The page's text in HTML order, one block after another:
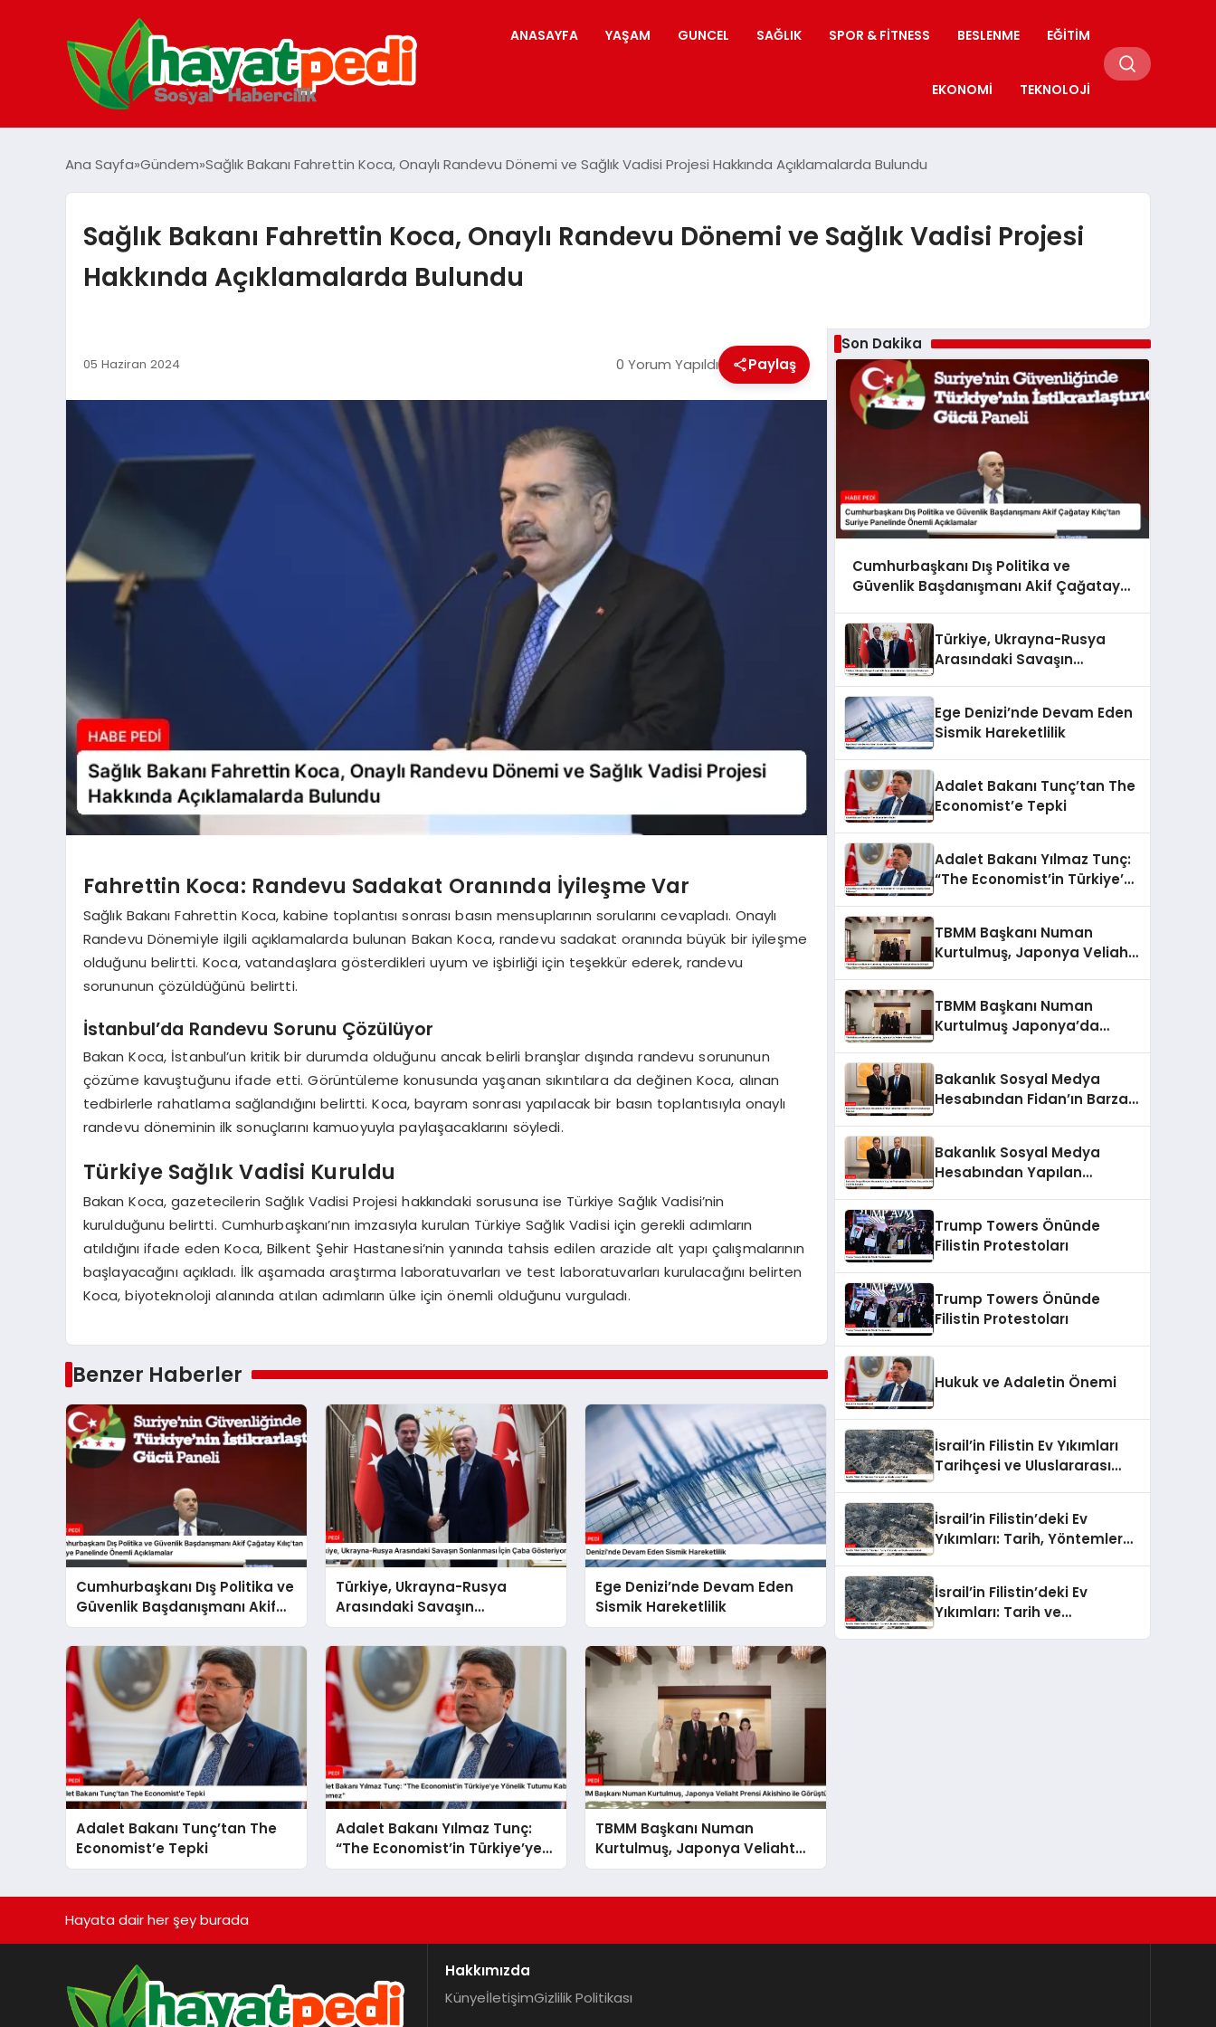
ANASAYFA YAŞAM GUNCEL SAĞLIK SPOR & FITNESS BESLENME EĞITIM
EKONOMI TEKNOLOJI
Ana Sayfa Gündem Sağlık Bakanı Fahrettin Koca, Onaylı Randevu Dönemi ve Sağlık Vadisi Projesi Hakkında Açıklamalarda Bulundu
Sağlık Bakanı Fahrettin Koca, Onaylı Randevu Dönemi ve Sağlık Vadisi Projesi
Hakkında Açıklamalarda Bulundu
05 Haziran 2024 0 Yorum Yapıldı Paylaş
Fahrettin Koca: Randevu Sadakat Oranında İyileşme Var
Sağlık Bakanı Fahrettin Koca, kabine toplantısı sonrası basın mensuplarının sorularını cevapladı. Onaylı
Randevu Dönemiyle ilgili açıklamalarda bulunan Bakan Koca, randevu sadakat oranında büyük bir iyileşme
olduğunu belirtti. Koca, vatandaşlara gösterdikleri uyum ve işbirliği için teşekkür ederek, randevu
sorununun çözüldüğünü belirtti.
İstanbul’da Randevu Sorunu Çözülüyor
Bakan Koca, İstanbul’un kritik bir durumda olduğunu ancak belirli branşlar dışında randevu sorununun
çözüme kavuştuğunu ifade etti. Görüntüleme konusunda yaşanan sıkıntılara da değinen Koca, alınan
tedbirlerle rahatlama sağlandığını belirtti. Koca, bayram sonrası yapılacak bir basın toplantısıyla onaylı
randevu döneminin ilk sonuçlarını kamuoyuyla paylaşacaklarını söyledi.
Türkiye Sağlık Vadisi Kuruldu
Bakan Koca, gazetecilerin Sağlık Vadisi Projesi hakkındaki sorusuna ise Türkiye Sağlık Vadisi’nin
kurulduğunu belirtti. Cumhurbaşkanı’nın imzasıyla kurulan Türkiye Sağlık Vadisi için gerekli adımların
atıldığını ifade eden Koca, Bilkent Şehir Hastanesi’nin yanında tahsis edilen arazide alt yapı çalışmalarının
başlayacağını açıkladı. İlk aşamada araştırma laboratuvarları ve test laboratuvarları kurulacağını belirten
Koca, biyoteknoloji alanında atılan adımların ülke için önemli olduğunu vurguladı.
Benzer Haberler
Cumhurbaşkanı Dış Politika ve
Güvenlik Başdanışmanı Akif
Çağatay Kılıç’tan Suriye
Panelinde Önemli Açıklamalar
Türkiye, Ukrayna-Rusya
Arasındaki Savaşın
Sonlanması İçin Çaba
Gösteriyor
Ege Denizi’nde Devam Eden
Sismik Hareketlilik
Adalet Bakanı Tunç’tan The
Economist’e Tepki
Adalet Bakanı Yılmaz Tunç:
“The Economist’in Türkiye’ye
Yönelik Tutumu Kabul
TBMM Başkanı Numan
Kurtulmuş, Japonya Veliaht
Prensi Akishino ile Görüştü
Son Dakika
Cumhurbaşkanı Dış Politika ve
Güvenlik Başdanışmanı Akif Çağatay
Açıklamalar
Türkiye, Ukrayna-Rusya
Arasındaki Savaşın
Ege Denizi’nde Devam Eden
Sismik Hareketlilik
Adalet Bakanı Tunç’tan The
Economist’e Tepki
Adalet Bakanı Yılmaz Tunç:
“The Economist’in Türkiye’ye
TBMM Başkanı Numan
Kurtulmuş, Japonya Veliaht
TBMM Başkanı Numan
Kurtulmuş Japonya’da
Bakanlık Sosyal Medya
Hesabından Fidan’ın Barzani
Bakanlık Sosyal Medya
Hesabından Yapılan
Buluştu
Trump Towers Önünde
Filistin Protestoları
Trump Towers Önünde
Filistin Protestoları
Hukuk ve Adaletin Önemi
İsrail’in Filistin Ev Yıkımları
Tarihçesi ve Uluslararası
İsrail’in Filistin’deki Ev
Yıkımları: Tarih, Yöntemler
İsrail’in Filistin’deki Ev
Yıkımları: Tarih ve
Hayata dair her şey burada
Hakkımızda
KünyeİletişimGizlilik Politikası